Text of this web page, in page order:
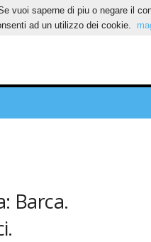
Barca.
vuoi saperne di piu o negare il
ad un utilizzo dei cookie.